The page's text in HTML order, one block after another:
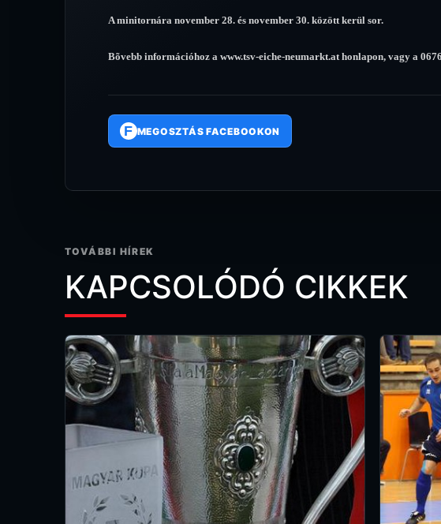
A minitornára november 28. és november 30. között kerül sor.
Bõvebb információhoz a www.tsv-eiche-neumarkt.athonlapon, vagy a
F MEGOSZTÁS FACEBOOKON
TOVÁBBI HÍREK
KAPCSOLÓDÓ CIKKEK